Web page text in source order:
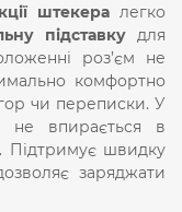
штекера легко
підставку для
роз’єм не
комфортно
чи переписки. У
не впирається в
Підтримує швидку
заряджати